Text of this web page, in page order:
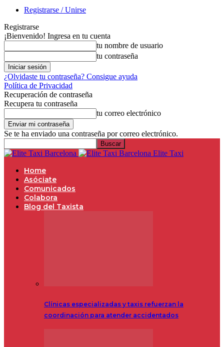
Registrarse / Unirse
Registrarse
¡Bienvenido! Ingresa en tu cuenta
tu nombre de usuario
tu contraseña
¿Olvidaste tu contraseña? Consigue ayuda
Política de Privacidad
Recuperación de contraseña
Recupera tu contraseña
tu correo electrónico
Se te ha enviado una contraseña por correo electrónico.
Elite Taxi
Home
Asóciate
Comunicados
Colabora
Blog del Taxista
Clínicas especializadas y taxis refuerzan la
coordinación para atender accidentados